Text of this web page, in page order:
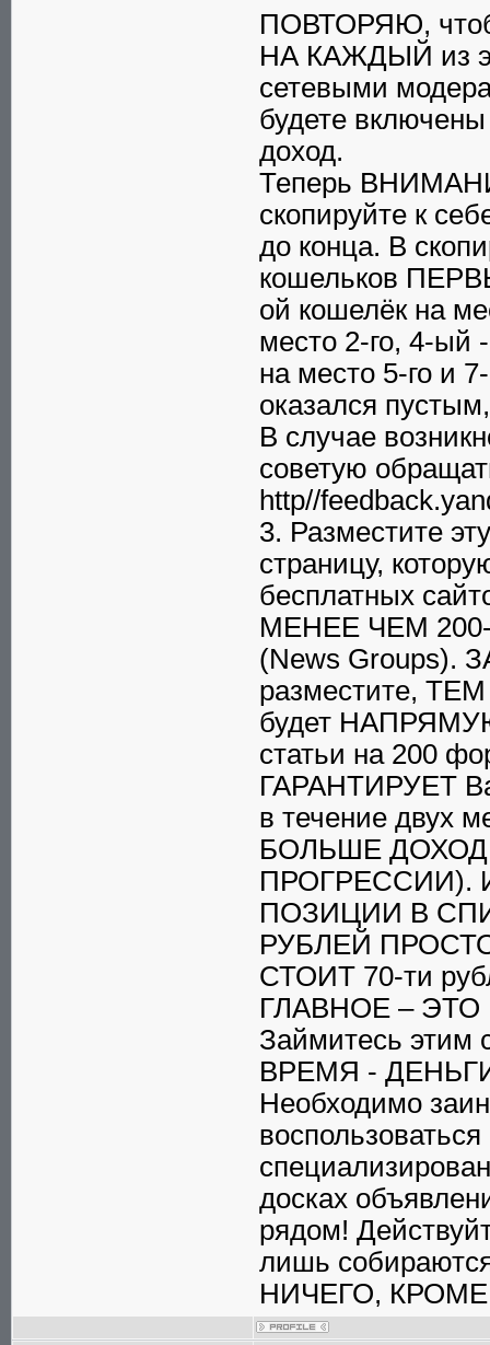
ПОВТОРЯЮ,
НА КАЖДЫЙ из
сетевыми
будете
доход.
Теперь
скопируйте к
до конца. В
кошельков
ой кошелёк на
место 2-го, 4-ый
на место 5-го и
оказался
В случае
советую
http//
3. Разместите
страницу,
бесплатных
МЕНЕЕ ЧЕМ
(News
разместите,
будет
статьи на 200
ГАРАНТИРУЕТ
в течение
БОЛЬШЕ ДОХОД
ПРОГРЕССИИ).
ПОЗИЦИИ В
РУБЛЕЙ
СТОИТ 70-ти
ГЛАВНОЕ –
Займитесь этим
ВРЕМЯ -
Необходимо
досках
рядом!
лишь
НИЧЕГО,